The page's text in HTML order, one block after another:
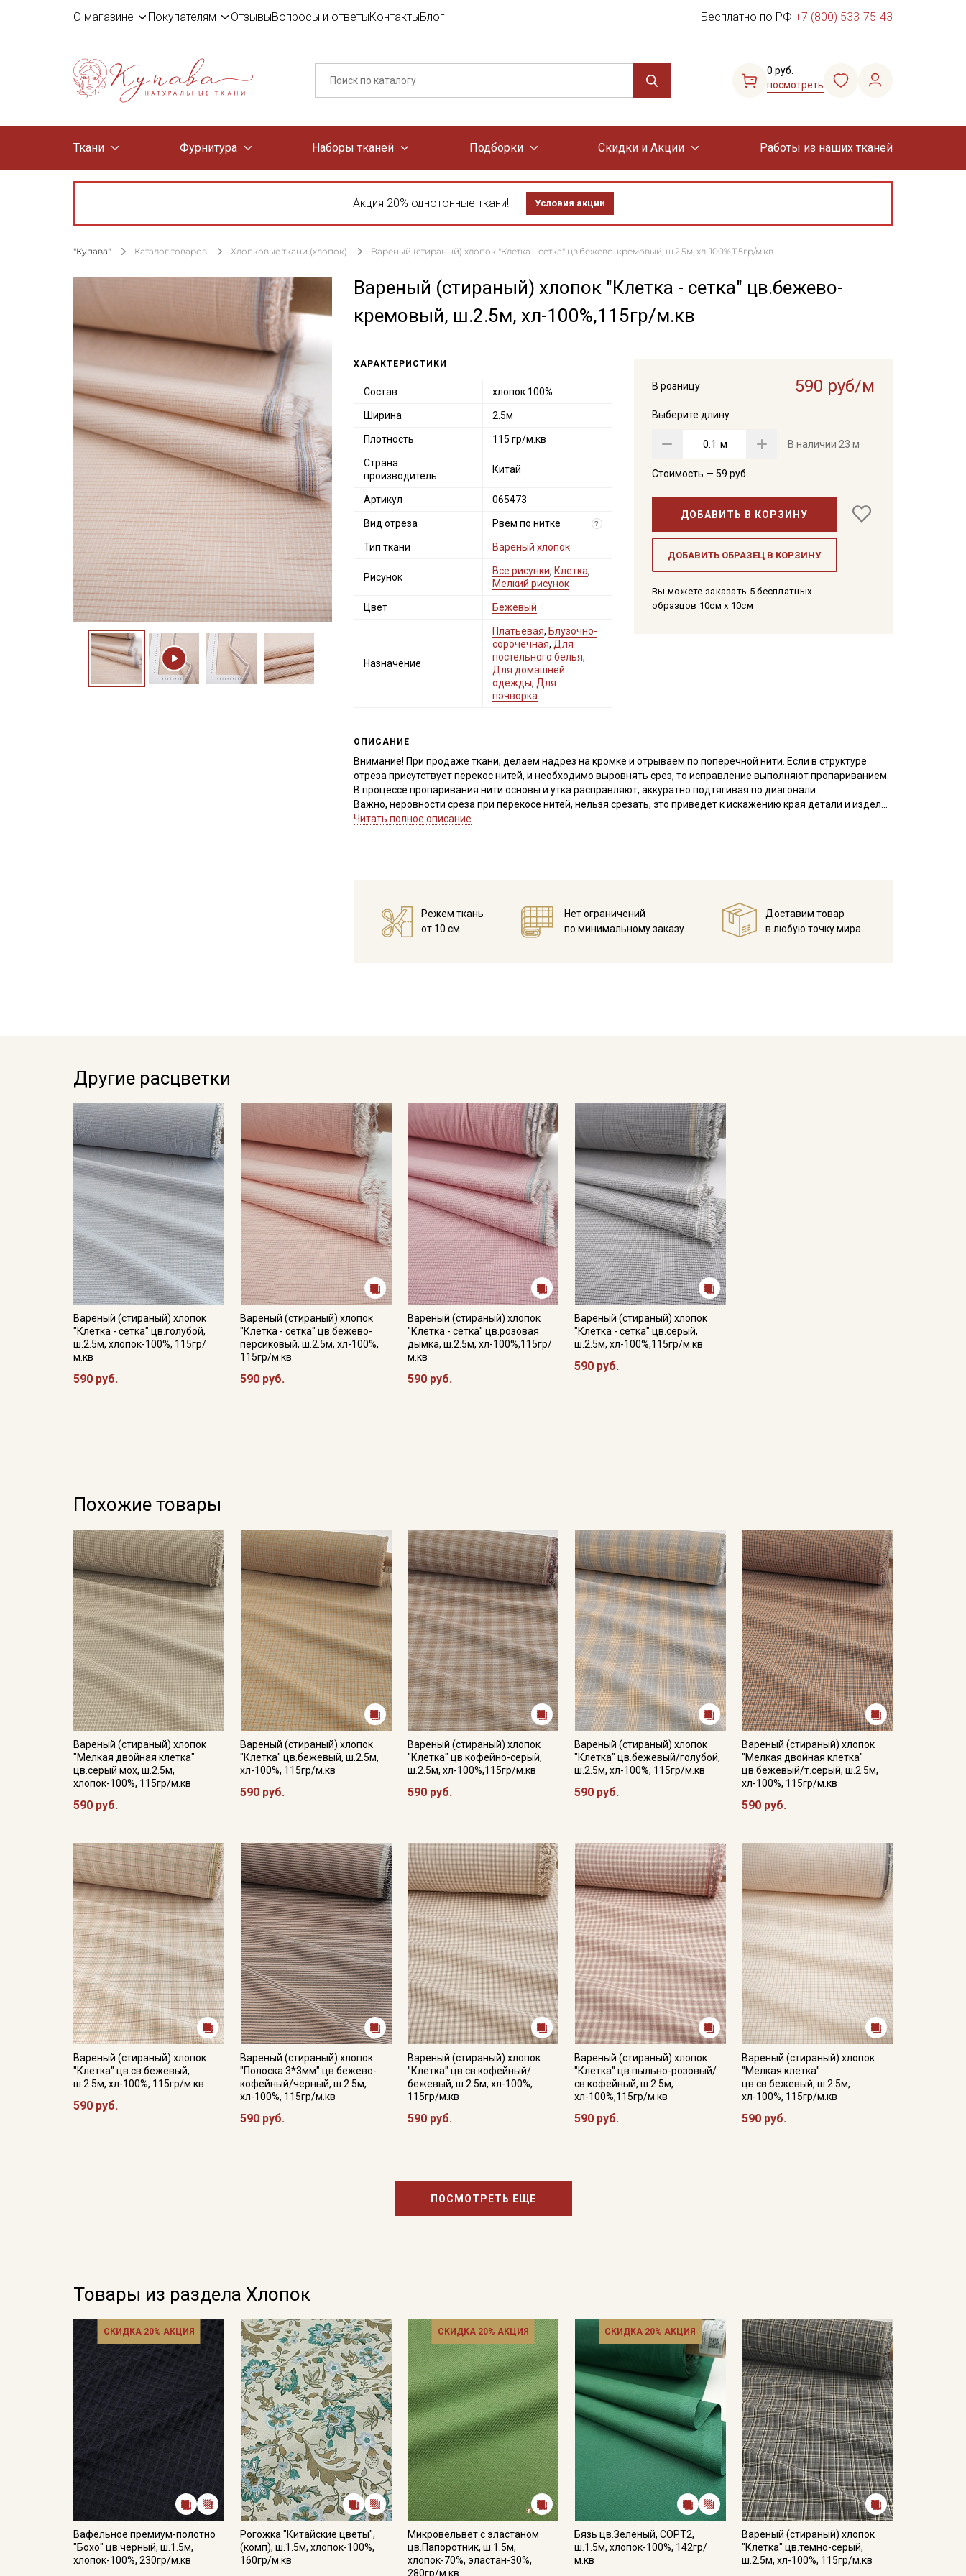
О магазине Покупателям ОтзывыВопросы и ответыКонтактыБлог Бесплатно по РФ +7 (800) 533-75-43
0 руб.
посмотреть
Ткани Фурнитура Наборы тканей Подборки Скидки и Акции Работы из наших тканей
Акция 20% однотонные ткани! Условия акции
"Купава" Каталог товаров Хлопковые ткани (хлопок) Вареный (стираный) хлопок "Клетка - сетка" цв.бежево-кремовый, ш.2.5м, хл-100%,115гр/м.кв
Вареный (стираный) хлопок "Клетка - сетка" цв.бежево-
кремовый, ш.2.5м, хл-100%,115гр/м.кв
В розницу 590 руб/м
Выберите длину
м В наличии 23 м
Стоимость — 59 руб
ДОБАВИТЬ В КОРЗИНУ
ДОБАВИТЬ ОБРАЗЕЦ В КОРЗИНУ
Вы можете заказать 5 бесплатных
образцов 10см x 10см
ХАРАКТЕРИСТИКИ
Состав хлопок 100%
Ширина 2.5м
Плотность 115 гр/м.кв
Страна
производитель
Китай
Артикул 065473
Вид отреза Рвем по нитке ?
Тип ткани Вареный хлопок
Рисунок
Все рисунки, Клетка,
Мелкий рисунок
Цвет Бежевый
Назначение
Платьевая, Блузочно-
сорочечная, Для
постельного белья,
Для домашней
одежды, Для
пэчворка
ОПИСАНИЕ
Внимание! При продаже ткани, делаем надрез на кромке и отрываем по поперечной нити. Если в структуре
отреза присутствует перекос нитей, и необходимо выровнять срез, то исправление выполняют пропариванием.
В процессе пропаривания нити основы и утка расправляют, аккуратно подтягивая по диагонали.
Важно, неровности среза при перекосе нитей, нельзя срезать, это приведет к искажению края детали и изделия
после стирки. Дефекты вдоль кромки на расстоянии до 5см от края браком не являются. Ширина ткани ±2см.
высокой плотности, чтобы при обработке, ткань не порвалась. Хлопок не просто варят, а с применением
специальной пемзы оказывают пилинговый эффект, распушая верхний слой, для придания мягкости и
бархатистого внешнего вида. При такой обработке, структура не нарушается, но уменьшается склонность
Цветопередача может отличаться от оригинального цвета ткани в зависимости от настроек вашего монитора и
в зависимости от партии тон ткани может отличаться.
Читать полное описание
Режем ткань
от 10 см
Нет ограничений
по минимальному заказу
Доставим товар
в любую точку мира
Другие расцветки
Вареный (стираный) хлопок
"Клетка - сетка" цв.голубой,
ш.2.5м, хлопок-100%, 115гр/
м.кв
590 руб.
Вареный (стираный) хлопок
"Клетка - сетка" цв.бежево-
персиковый, ш.2.5м, хл-100%,
115гр/м.кв
590 руб.
Вареный (стираный) хлопок
"Клетка - сетка" цв.розовая
дымка, ш.2.5м, хл-100%,115гр/
м.кв
590 руб.
Вареный (стираный) хлопок
"Клетка - сетка" цв.серый,
ш.2.5м, хл-100%,115гр/м.кв
590 руб.
Похожие товары
Вареный (стираный) хлопок
"Мелкая двойная клетка"
цв.серый мох, ш.2.5м,
хлопок-100%, 115гр/м.кв
590 руб.
Вареный (стираный) хлопок
"Клетка" цв.бежевый, ш.2.5м,
хл-100%, 115гр/м.кв
590 руб.
Вареный (стираный) хлопок
"Клетка" цв.кофейно-серый,
ш.2.5м, хл-100%,115гр/м.кв
590 руб.
Вареный (стираный) хлопок
"Клетка" цв.бежевый/голубой,
ш.2.5м, хл-100%, 115гр/м.кв
590 руб.
Вареный (стираный) хлопок
"Мелкая двойная клетка"
цв.бежевый/т.серый, ш.2.5м,
хл-100%, 115гр/м.кв
590 руб.
Вареный (стираный) хлопок
"Клетка" цв.св.бежевый,
ш.2.5м, хл-100%, 115гр/м.кв
590 руб.
Вареный (стираный) хлопок
"Полоска 3*3мм" цв.бежево-
кофейный/черный, ш.2.5м,
хл-100%, 115гр/м.кв
590 руб.
Вареный (стираный) хлопок
"Клетка" цв.св.кофейный/
бежевый, ш.2.5м, хл-100%,
115гр/м.кв
590 руб.
Вареный (стираный) хлопок
"Клетка" цв.пыльно-розовый/
св.кофейный, ш.2.5м,
хл-100%,115гр/м.кв
590 руб.
Вареный (стираный) хлопок
"Мелкая клетка"
цв.св.бежевый, ш.2.5м,
хл-100%, 115гр/м.кв
590 руб.
ПОСМОТРЕТЬ ЕЩЕ
Товары из раздела Хлопок
СКИДКА 20% АКЦИЯ
Вафельное премиум-полотно
"Бохо" цв.черный, ш.1.5м,
хлопок-100%, 230гр/м.кв
Рогожка "Китайские цветы",
(комп), ш.1.5м, хлопок-100%,
160гр/м.кв
СКИДКА 20% АКЦИЯ
Микровельвет с эластаном
цв.Папоротник, ш.1.5м,
хлопок-70%, эластан-30%,
280гр/м.кв
СКИДКА 20% АКЦИЯ
Бязь цв.Зеленый, СОРТ2,
ш.1.5м, хлопок-100%, 142гр/
м.кв
Вареный (стираный) хлопок
"Клетка" цв.темно-серый,
ш.2.5м, хл-100%, 115гр/м.кв
промокоды и скидки до 30% на узкие
категории тканей
Электронная почта
Подписаться
Ознакомлен(а) сПолитикой обработки персональных
данных
и даюСогласие на обработку персональных
данных
Даю
Согласие на получение рекламных и
информационных рассылок